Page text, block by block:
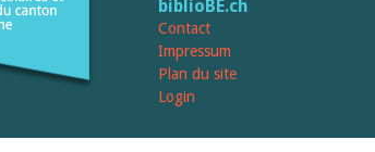
biblioBE.ch
Contact
Impressum
Plan du site
Login